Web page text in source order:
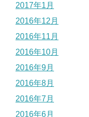
2017年1月
2016年12月
2016年11月
2016年10月
2016年9月
2016年8月
2016年7月
2016年6月